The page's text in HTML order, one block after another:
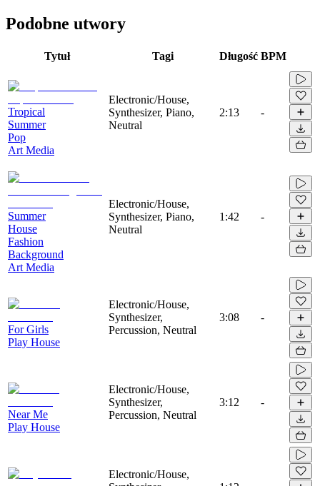
Podobne utwory
Tytuł Tagi Długość BPM
Tropical
Summer
Pop
Art Media
Electronic/House,
Synthesizer, Piano,
Neutral
2:13 -
Summer
House
Fashion
Background
Art Media
Electronic/House,
Synthesizer, Piano,
Neutral
1:42 -
For Girls
Play House
Electronic/House,
Synthesizer,
Percussion, Neutral
3:08 -
Near Me
Play House
Electronic/House,
Synthesizer,
Percussion, Neutral
3:12 -
Electronic/House,